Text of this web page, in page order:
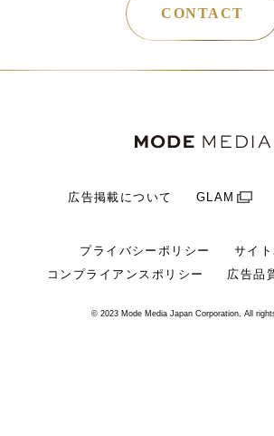
CONTACT
広告掲載について GLAM
プライバシーポリシー
サイ
コンプライアンスポリシー
広告品
© 2023 Mode Media Japan Corporation, All